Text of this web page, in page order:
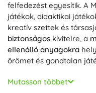
felfedezést egyesítik. A
játékok, didaktikai
kreatív szettek és
biztonságos kivitelre, a
ellenálló anyagokra
örömet és gondtalan
A fény- és
játékok bevonják a
Mutasson többet